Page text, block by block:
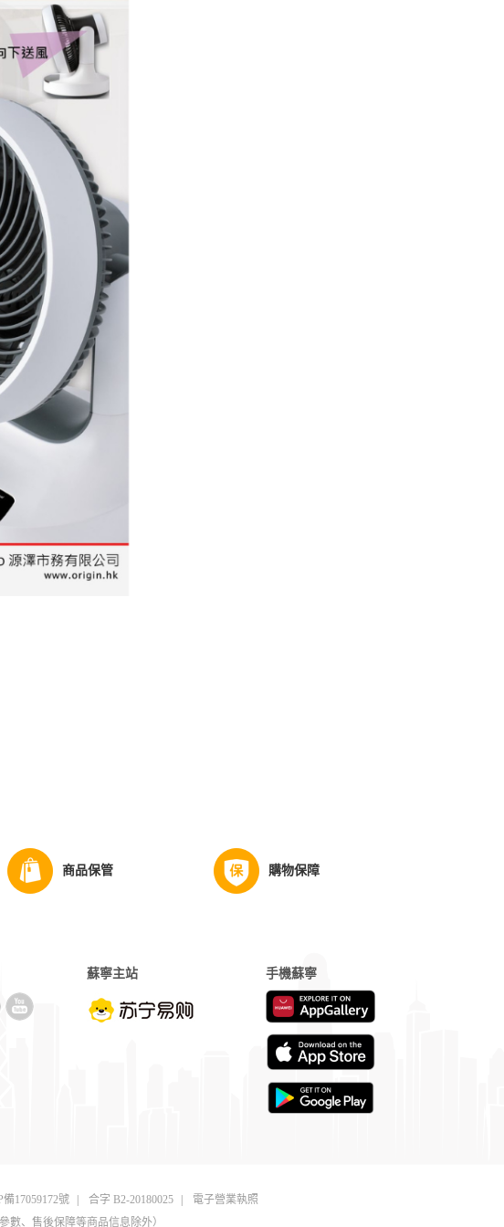
商品保管 購物保障
蘇寧主站 手機蘇寧
備17059172號 合字 B2-20180025
電子營業執照
數、售後保障等商品信息除外）